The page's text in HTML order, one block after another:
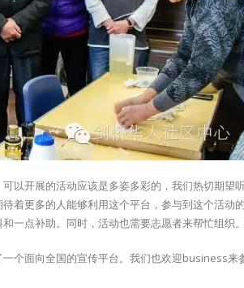
以开展的活动应该是多姿多彩的，我们热切期
着更多的人能够利用这个平台，参与到这个活
一点补助。同时，活动也需要志愿者来帮忙组织
个面向全国的宣传平台。我们也欢迎business来